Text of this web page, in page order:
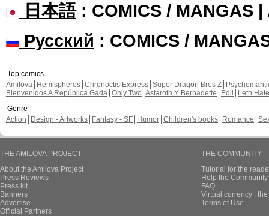
日本語: COMICS / MANGAS |
Русский : COMICS /
Top comics
Amilova
Hemispheres Chronoctis Express Super Dragon Bros Z
Bienvenidos A República Gada Only Two Astaroth Y Bernadette Edil
Leth Hate
Genre
Action
Design - Artworks Fantasy - SF Humor Children's books Romance
THE AMILOVA PROJECT
About the Amilova Project
Press Reviews
Press kit
Banners
Advertise
Official Partners
THE COMMUNITY
Tutorial for the
Help the
FAQ
Virtual currency :
Terms of Use